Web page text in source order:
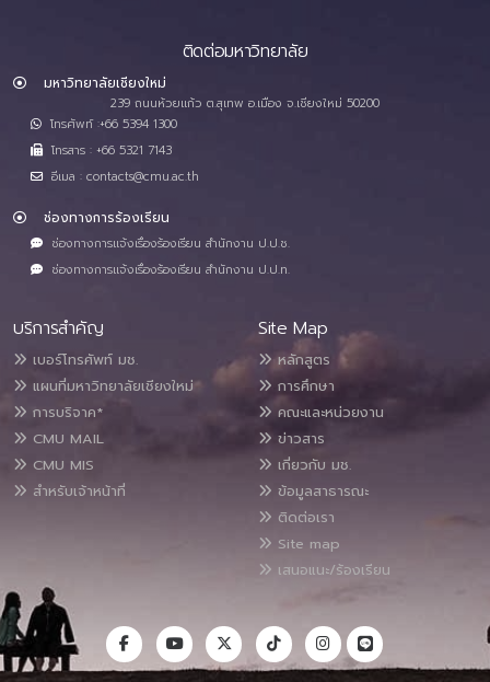
ติดต่อมหาวิทยาลัย
มหาวิทยาลัยเชียงใหม่
239 ถนนห้วยแก้ว ต.สุเทพ อ.เมือง จ.เชียงใหม่ 50200
โทรศัพท์ :+66 5394 1300
โทรสาร : +66 5321 7143
อีเมล : contacts@cmu.ac.th
ช่องทางการร้องเรียน
ช่องทางการแจ้งเรื่องร้องเรียน สำนักงาน ป.ป.ช.
ช่องทางการแจ้งเรื่องร้องเรียน สำนักงาน ป.ป.ท.
บริการสำคัญ
เบอร์โทรศัพท์ มช.
แผนที่มหาวิทยาลัยเชียงใหม่
การบริจาค*
CMU MAIL
CMU MIS
สำหรับเจ้าหน้าที่
Site Map
หลักสูตร
การศึกษา
คณะและหน่วยงาน
ข่าวสาร
เกี่ยวกับ มช.
ข้อมูลสาธารณะ
ติดต่อเรา
Site map
เสนอแนะ/ร้องเรียน